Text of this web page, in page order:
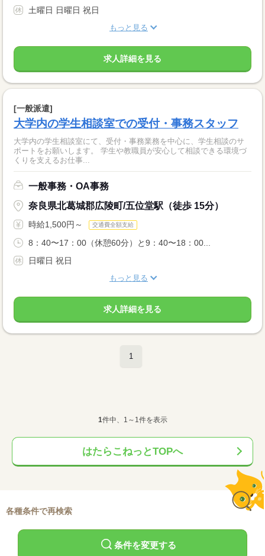
土曜日 日曜日 祝日
もっと見る
求人詳細を見る
[一般派遣]
大学内の学生相談室での受付・事務スタッフ
大学内の学生相談室にて、受付・事務業務を中心に、学生相談のサ
ポートをお願いします。 学生や教職員が安心して相談できる環境づ
くりを支えるお仕事...
一般事務・OA事務
奈良県北葛城郡広陵町/五位堂駅（徒歩 15分）
時給1,500円～ 交通費全額支給
8：40〜17：00（休憩60分）と9：40〜18：00...
日曜日 祝日
もっと見る
求人詳細を見る
1
1件中、1～1件を表示
はたらこねっとTOPへ
各種条件で再検索
条件を変更する